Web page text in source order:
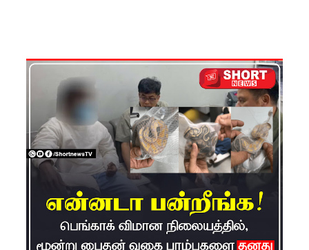
கூரையில்
போராட்ட
பதற்றம்